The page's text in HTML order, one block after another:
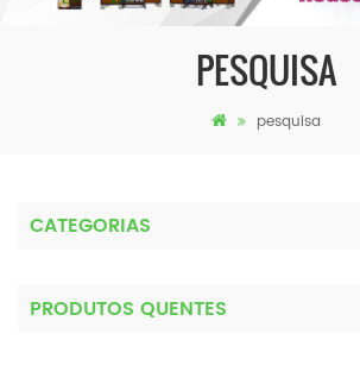
PESQUISA
pesquisa
CATEGORIAS
PRODUTOS QUENTES